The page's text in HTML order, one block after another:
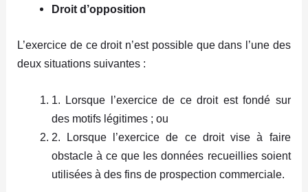
Droit d’opposition
L’exercice de ce droit n’est possible que dans l’une des
deux situations suivantes :
1. Lorsque l’exercice de ce droit est fondé sur
des motifs légitimes ; ou
2. Lorsque l’exercice de ce droit vise à faire
obstacle à ce que les données recueillies soient
utilisées à des fins de prospection commerciale.